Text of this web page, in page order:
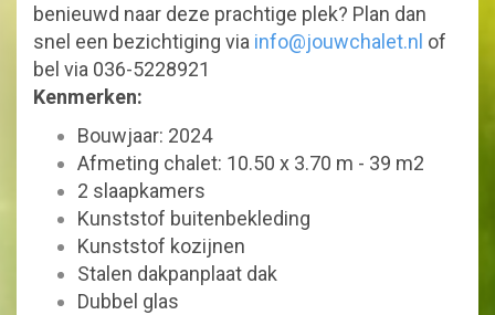
benieuwd naar deze prachtige plek? Plan dan
snel een bezichtiging via info@jouwchalet.nl of
bel via 036-5228921
Kenmerken:
Bouwjaar: 2024
Afmeting chalet: 10.50 x 3.70 m - 39 m2
2 slaapkamers
Kunststof buitenbekleding
Kunststof kozijnen
Stalen dakpanplaat dak
Dubbel glas